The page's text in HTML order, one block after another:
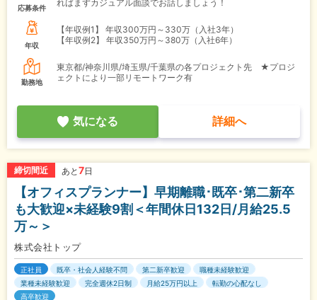
応募条件
ればまずカジュアル面談でお話しましょう！
年収
【年収例1】
年収300万円～330万（入社3年）
【年収例2】
年収350万円～380万（入社6年）
勤務地
東京都/神奈川県/埼玉県/千葉県の各プロジェクト先 ★プロジ
ェクトにより一部リモートワーク有
気になる 詳細へ
締切間近 あと 7日
【オフィスプランナー】早期離職･既卒･第二新卒
も大歓迎×未経験9割＜年間休日132日/月給25.5
万～＞
株式会社トップ
正社員 既卒・社会人経験不問 第二新卒歓迎
職種未経験歓迎
業種未経験歓迎
完全週休2日制 月給25万円以上
転勤の心配なし
高卒歓迎